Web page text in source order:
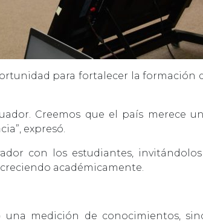
para fortalecer la formación
Creemos que el país merece
expresó.
con los estudiantes,
académicamente.
medición de conocimientos,